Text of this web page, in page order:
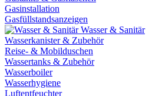
Gasinstallation
Gasfüllstandsanzeigen
Wasser & Sanitär
Wasserkanister & Zubehör
Reise- & Mobilduschen
Wassertanks & Zubehör
Wasserboiler
Wasserhygiene
Luftentfeuchter